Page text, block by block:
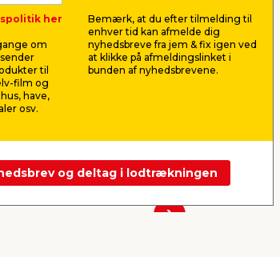
lægte fyr 38
x 2400 mm
udendørs byggeprojekter.
i kl. NTR AB.
Se mere
formbar
Formbar
former.
Webshop
her
om
til
film og
have,
osv.
Bemærk, at du efter tilmelding til
enhver tid kan afmelde dig
nyhedsbreve fra jem & fix igen ved
at klikke på afmeldingslinket i
bunden af nyhedsbrevene.
og deltag i lodtrækningen